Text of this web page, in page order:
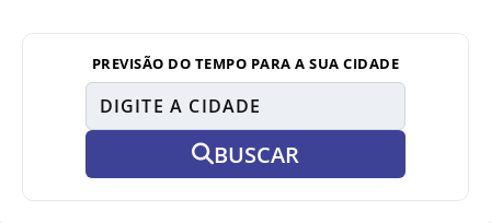
PREVISÃO DO TEMPO PARA A SUA CIDADE
BUSCAR